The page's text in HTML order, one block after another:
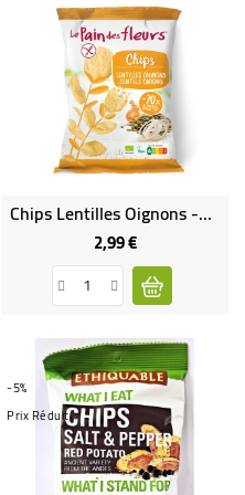
Chips Lentilles Oignons -70% De Matières Grasses Bio Et Vegan
2,99 €Prix
-5%
Prix Réduit